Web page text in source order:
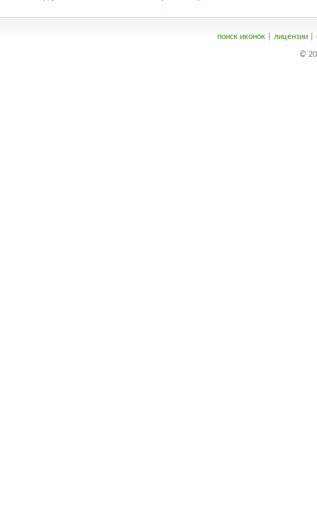
поиск иконок| лицензии|
©